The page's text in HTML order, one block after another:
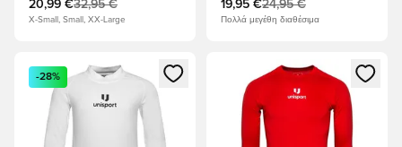
20,99 €32,95 €
X-Small, Small, XX-Large
19,95 €24,95 €
Πολλά μεγέθη διαθέσιμα
Ανοίγει ένα Modal για να συνδεθείτε ή να εγγραφείτε ως
-28%
Ανοίγει ένα Modal για να